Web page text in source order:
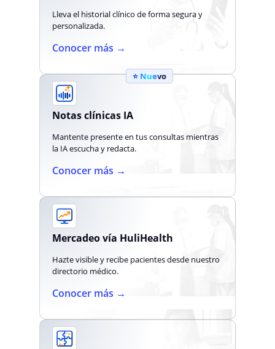
Lleva el historial clínico de forma segura y
personalizada.
Conocer más →
Notas clínicas IA
Mantente presente en tus consultas mientras
la IA escucha y redacta.
Conocer más →
⭐ Nuevo
Mercadeo vía HuliHealth
Hazte visible y recibe pacientes desde nuestro
directorio médico.
Conocer más →